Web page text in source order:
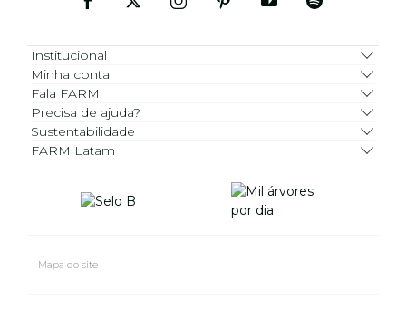
Institucional
Minha conta
Fala FARM
Precisa de ajuda?
Sustentabilidade
FARM Latam
Mapa do site